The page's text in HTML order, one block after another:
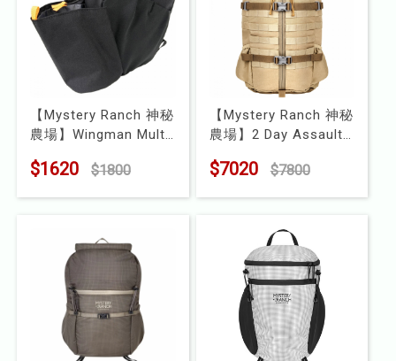
【Mystery Ranch 神秘
農場】Wingman Multi
型號 : MR 112811
$1620 $1800
【Mystery Ranch 神秘
農場】2 Day Assault
型號 : MR61225
$7020 $7800